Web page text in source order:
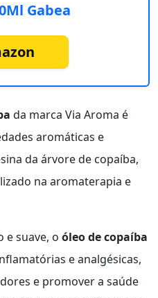
Gabea
da marca Via Aroma é
aromáticas e
da árvore de copaíba,
na aromaterapia e
e suave, o óleo de copaíba
e analgésicas,
e promover a saúde